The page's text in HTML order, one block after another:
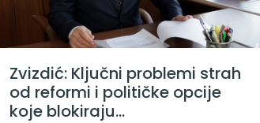
Zvizdić: Ključni problemi strah
od reformi i političke opcije
koje blokiraju...